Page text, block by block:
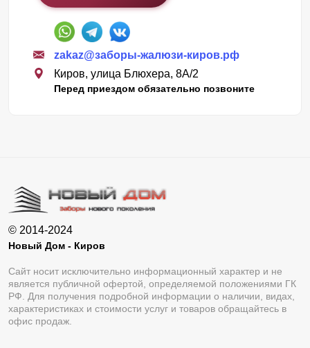
zakaz@заборы-жалюзи-киров.рф
Киров, улица Блюхера, 8А/2
Перед приездом обязательно позвоните
© 2014-2024
Новый Дом - Киров
Сайт носит исключительно информационный характер и не
является публичной офертой, определяемой положениями ГК
РФ. Для получения подробной информации о наличии, видах,
характеристиках и стоимости услуг и товаров обращайтесь в
офис продаж.